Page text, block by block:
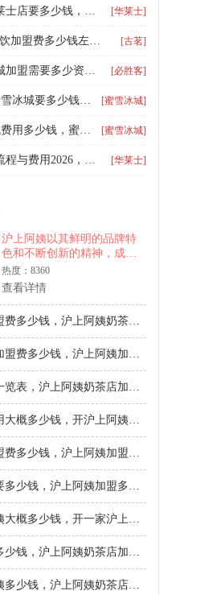
加盟汉堡华莱士店要多少钱，华莱士加盟一般要多少钱 [华莱士]
开个古茗茶饮加盟费多少钱左右，古茗加盟怎么加呢 [古茗]
必胜客在县城加盟需要多少资金，必胜客披萨加盟条件和费用分析 [必胜客]
在县城加盟蜜雪冰城要多少钱呢，加盟蜜雪冰城需要问什么 [蜜雪冰城]
加盟蜜雪冰城费用多少钱，蜜雪冰城加盟需什么条件 [蜜雪冰城]
华莱士加盟流程与费用2026，加盟华莱士西式汉堡店多少钱 [华莱士]
沪上阿姨以其鲜明的品牌特
色和不断创新的精神，成为
了新茶饮市场上的一个亮
点。沪上阿姨推出了以五谷
为基础的奶茶，很快以其健
消费者的喜爱。如果你对加
盟沪上阿姨感兴趣，不妨进
一步了
热度：8360
查看详情
沪上阿姨奶茶加盟费多少钱，沪上阿姨奶茶店加盟费多少
沪上阿姨奶茶店加盟费多少钱，沪上阿姨加盟费大概是多少
沪上阿姨加盟费一览表，沪上阿姨奶茶店加盟条件是什么
沪上阿姨加盟费用大概多少钱，开沪上阿姨奶茶店加盟条件
沪上阿姨奶茶加盟费多少钱，沪上阿姨加盟条件和要求
沪上阿姨加盟需要多少钱，沪上阿姨加盟多少钱左右
加盟一家沪上阿姨大概多少钱，开一家沪上阿姨多少钱
沪上阿姨加盟费多少钱，沪上阿姨奶茶店加盟需要多少钱
加盟一家沪上阿姨多少钱，沪上阿姨奶茶店加盟要多少钱